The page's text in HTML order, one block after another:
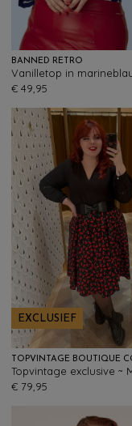
BANNED RETRO
€ 49,95
EXCLUSIEF
€ 79,95